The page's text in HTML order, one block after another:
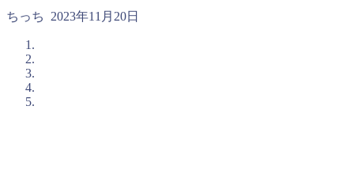
ちっち 2023年11月20日